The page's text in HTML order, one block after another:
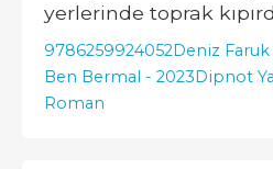
yerlerinde toprak
9786259924052Deniz
Ben Bermal - 2023Dipnot
Roman